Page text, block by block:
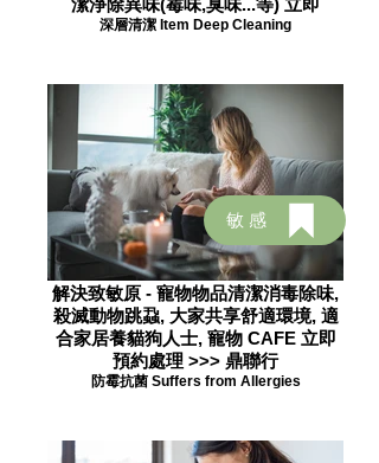
潔淨除異味(霉味,臭味...等) 立即
深層清潔 Item Deep Cleaning
解決致敏原 - 寵物物品清潔消毒除味,
殺滅動物跳蝨, 大家共享舒適環境, 適
合家居養貓狗人士, 寵物 CAFE 立即
預約處理 >>> 鼎聯行
防霉抗菌 Suffers from Allergies
敏感